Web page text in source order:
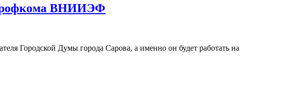
профкома ВНИИЭФ
Городской Думы города Сарова, а именно он будет работать на